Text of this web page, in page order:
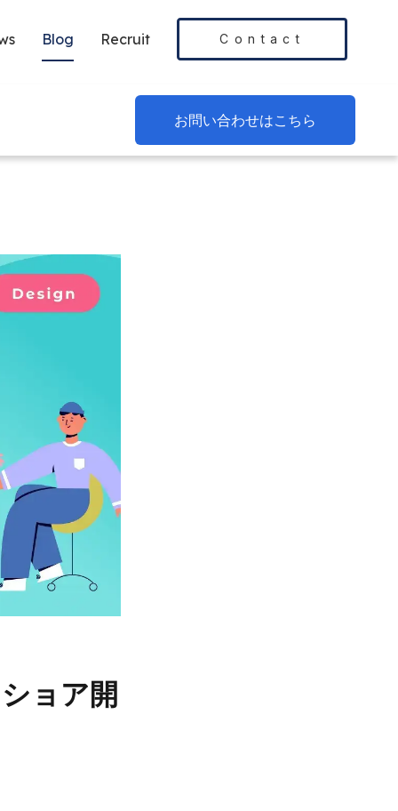
Blog Recruit Contact
お問い合わせはこちら
ョア開